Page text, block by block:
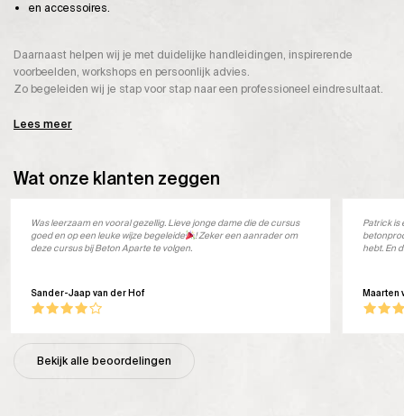
en accessoires.
Daarnaast helpen wij je met duidelijke handleidingen, inspirerende
voorbeelden, workshops en persoonlijk advies.
Zo begeleiden wij je stap voor stap naar een professioneel eindresultaat.
Lees meer
Wat onze klanten zeggen
Sander-Jaap van der Hof
Was leerzaam en vooral gezellig. Lieve jonge dame die de cursus
goed en op een leuke wijze begeleide
! Zeker een aanrader om
deze cursus bij Beton Aparte te volgen.
Maarten
Patrick is
hebt. En
Bekijk alle beoordelingen